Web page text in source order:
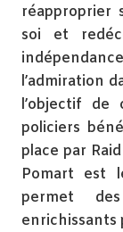
réapproprier
soi et
l’admiration
l’objectif
policiers
place par
Pomart est
permet
enrichissants